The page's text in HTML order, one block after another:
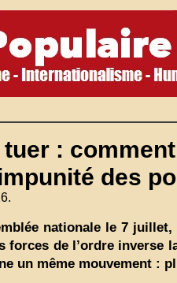
:
des
nationale le 7
forces de l’ordre inverse
un même mouvement :